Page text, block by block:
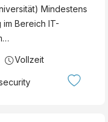
Mindestens
Bereich IT-
Vollzeit